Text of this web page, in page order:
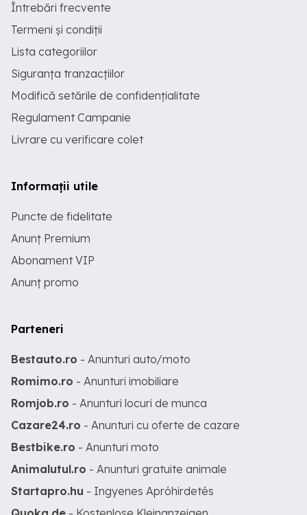
Întrebări frecvente
Termeni și condiții
Lista categoriilor
Siguranța tranzacțiilor
Modifică setările de confidențialitate
Regulament Campanie
Livrare cu verificare colet
Informații utile
Puncte de fidelitate
Anunț Premium
Abonament VIP
Anunț promo
Parteneri
Bestauto.ro - Anunturi auto/moto
Romimo.ro - Anunturi imobiliare
Romjob.ro - Anunturi locuri de munca
Cazare24.ro - Anunturi cu oferte de cazare
Bestbike.ro - Anunturi moto
Animalutul.ro - Anunturi gratuite animale
Startapro.hu - Ingyenes Apróhirdetés